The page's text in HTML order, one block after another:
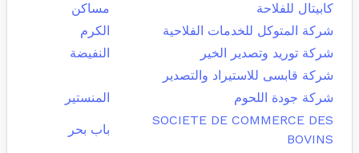
كابيتال للفلاحة
مساكن
شركة المتوكل للخدمات الفلاحية
الكرم
شركة توريد وتصدير الخير
النفيضة
شركة قابسى للاستيراد والتصدير
شركة جودة اللحوم
المنستير
SOCIETE DE COMMERCE DES
BOVINS
باب بحر